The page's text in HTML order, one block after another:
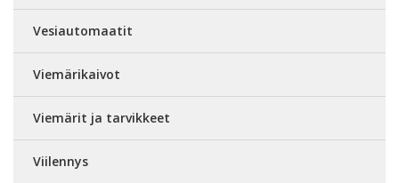
Vesiautomaatit
Viemärikaivot
Viemärit ja tarvikkeet
Viilennys